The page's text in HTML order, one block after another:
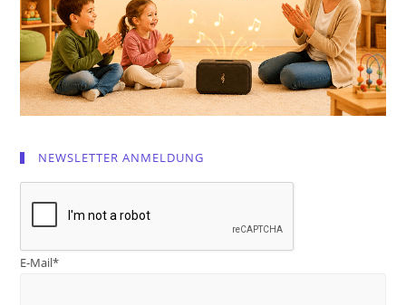
NEWSLETTER ANMELDUNG
E-Mail*